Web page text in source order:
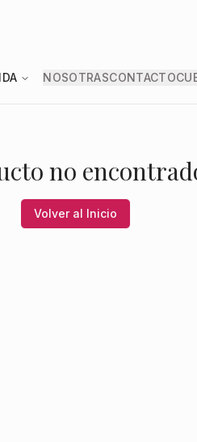
NOSOTRASCONTACTO
no
Volver al Inicio